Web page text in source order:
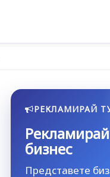
РЕКЛАМИРАЙ
бизнес
Представете